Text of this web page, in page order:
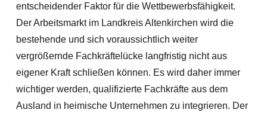
entscheidender Faktor für die Wettbewerbsfähigkeit.
Der Arbeitsmarkt im Landkreis Altenkirchen wird die
bestehende und sich voraussichtlich weiter
vergrößernde Fachkräftelücke langfristig nicht aus
eigener Kraft schließen können. Es wird daher immer
wichtiger werden, qualifizierte Fachkräfte aus dem
Ausland in heimische Unternehmen zu integrieren. Der